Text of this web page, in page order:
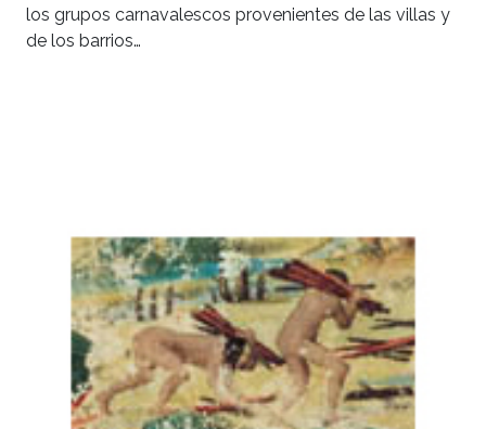
los grupos carnavalescos provenientes de las villas y
de los barrios…